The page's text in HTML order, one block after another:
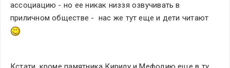
ассоциацию - но ее никак низзя озвучивать в
приличном обществе -  нас же тут еще и дети читают